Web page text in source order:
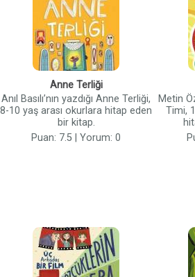
Anne Terliği
Anıl Basılı’nın yazdığı Anne Terliği,
8-10 yaş arası okurlara hitap eden
bir kitap.
Puan: 7.5 | Yorum: 0
Metin
Timi,